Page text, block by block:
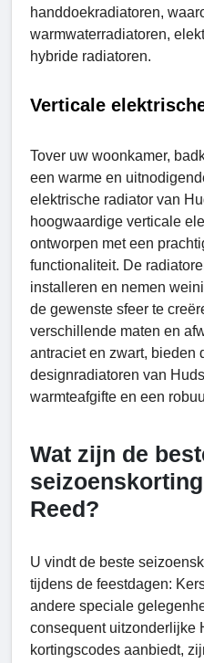
handdoekradiatoren,
warmwaterradiatoren,
hybride radiatoren.
Verticale
Tover uw woonkamer,
een warme en
elektrische radiator van
hoogwaardige verticale
ontworpen met een
functionaliteit. De
installeren en nemen
de gewenste sfeer te
verschillende maten en
antraciet en zwart, bieden
designradiatoren van
warmteafgifte en een
Wat zijn de
Reed?
U vindt de beste
tijdens de feestdagen:
andere speciale
consequent uitzonderlijke
kortingscodes aanbiedt,